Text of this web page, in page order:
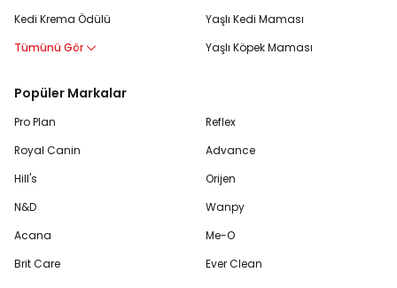
Kedi Krema Ödülü
Tümünü Gör
Yaşlı Kedi Maması
Yaşlı Köpek Maması
Popüler Markalar
Pro Plan
Royal Canin
Hill's
N&D
Acana
Brit Care
Reflex
Advance
Orijen
Wanpy
Me-O
Ever Clean